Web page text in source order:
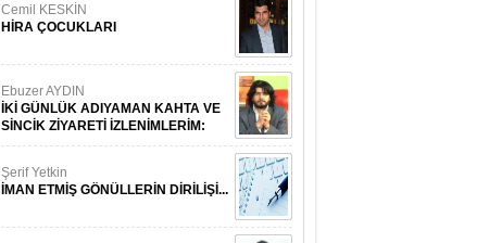
Cemil KESKİN
HİRA ÇOCUKLARI
Ebuzer AYDIN
İKİ GÜNLÜK ADIYAMAN KAHTA VE
SİNCİK ZİYARETİ İZLENİMLERİM:
Şerif Yetkin
İMAN ETMİŞ GÖNÜLLERİN DİRİLİŞİ...